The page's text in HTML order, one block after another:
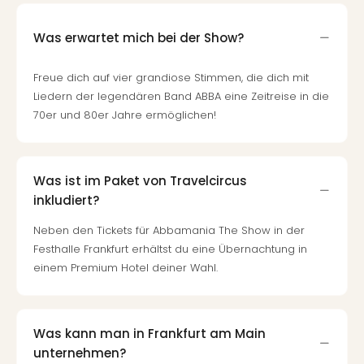
Was erwartet mich bei der Show?
Freue dich auf vier grandiose Stimmen, die dich mit
Liedern der legendären Band ABBA eine Zeitreise in die
70er und 80er Jahre ermöglichen!
Was ist im Paket von Travelcircus
inkludiert?
Neben den Tickets für Abbamania The Show in der
Festhalle Frankfurt erhältst du eine Übernachtung in
einem Premium Hotel deiner Wahl.
Was kann man in Frankfurt am Main
unternehmen?